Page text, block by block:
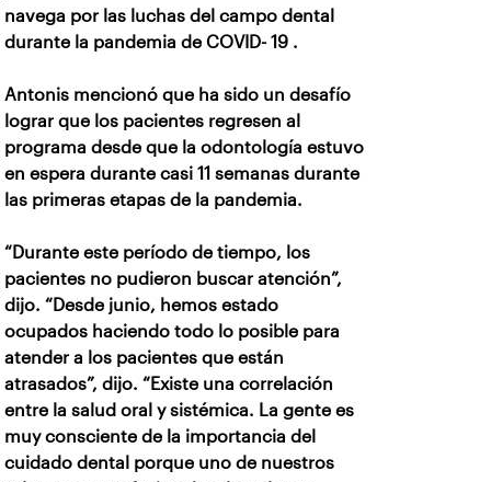
navega por las luchas del campo dental
durante la pandemia de COVID- 19 .
Antonis mencionó que ha sido un desafío
lograr que los pacientes regresen al
programa desde que la odontología estuvo
en espera durante casi 11 semanas durante
las primeras etapas de la pandemia.
“Durante este período de tiempo, los
pacientes no pudieron buscar atención”,
dijo. “Desde junio, hemos estado
ocupados haciendo todo lo posible para
atender a los pacientes que están
atrasados”, dijo. “Existe una correlación
entre la salud oral y sistémica. La gente es
muy consciente de la importancia del
cuidado dental porque uno de nuestros